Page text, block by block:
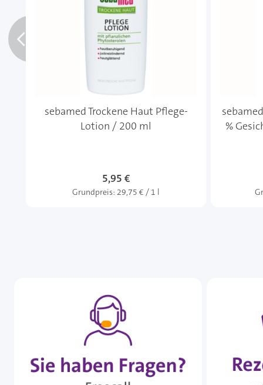
sebamed Trockene Haut Pflege-
Lotion / 200 ml
5,95 €
Grundpreis: 29,75 € / 1 l
%